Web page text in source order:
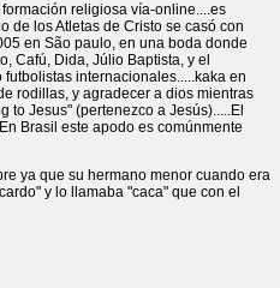
religiosa vía-online....es
de los Atletas de Cristo se casó con
en São paulo, en una boda donde
Cafú, Dida, Júlio Baptista, y el
internacionales.....kaka en
rodillas, y agradecer a dios mientras
to Jesus" (pertenezco a Jesús).....El
Brasil este apodo es comúnmente
ya que su hermano menor cuando era
y lo llamaba "caca" que con el